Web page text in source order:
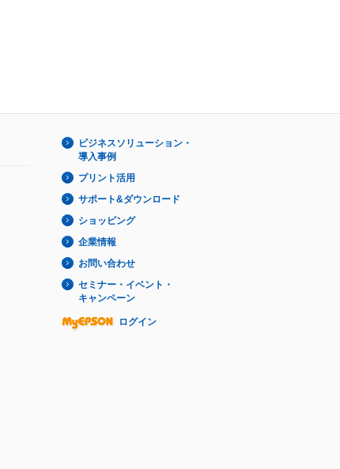
ビジネスソリューション・
導入事例
プリント活用
サポート&ダウンロード
ショッピング
企業情報
お問い合わせ
セミナー・イベント・
キャンペーン
ログイン